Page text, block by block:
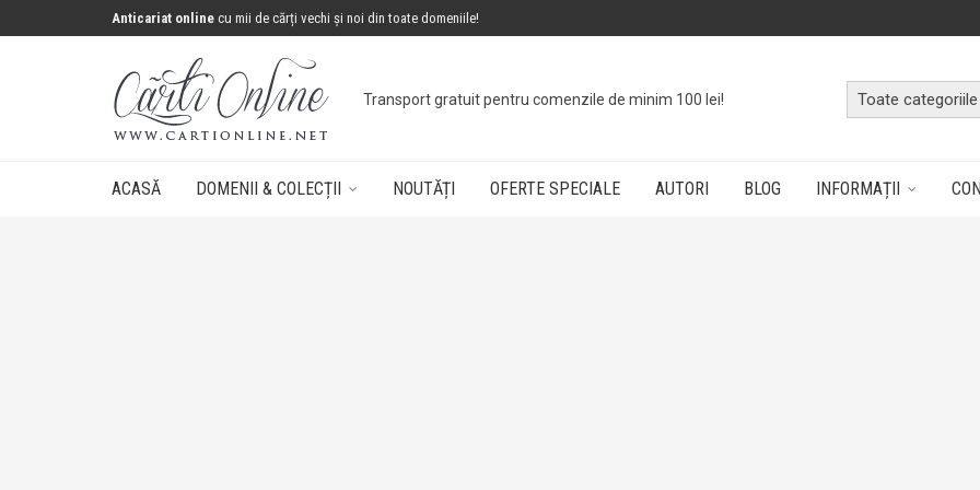
Anticariat online cu mii de cărți vechi și noi din toate domeniile!
Concurs: câștigă ocutie cu cărțidând doar un click!
ACASĂ DOMENII & COLECȚII NOUTĂȚI OFERTE SPECIALE AUTORI BLOG INFORMAȚII